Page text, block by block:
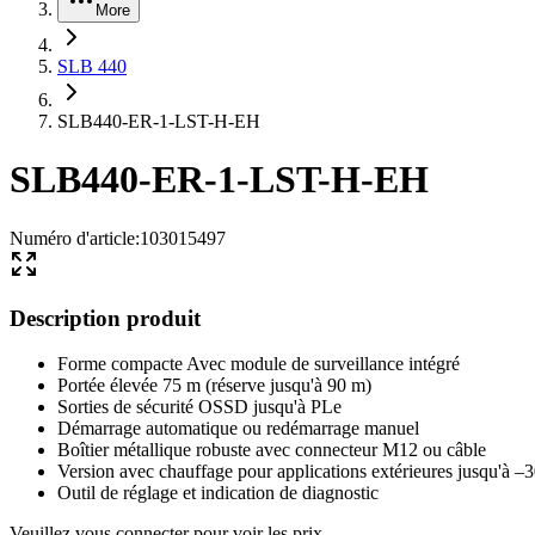
More
SLB 440
SLB440-ER-1-LST-H-EH
SLB440-ER-1-LST-H-EH
Numéro d'article:103015497
Description produit
Forme compacte Avec module de surveillance intégré
Portée élevée 75 m (réserve jusqu'à 90 m)
Sorties de sécurité OSSD jusqu'à PLe
Démarrage automatique ou redémarrage manuel
Boîtier métallique robuste avec connecteur M12 ou câble
Version avec chauffage pour applications extérieures jusqu'à
Outil de réglage et indication de diagnostic